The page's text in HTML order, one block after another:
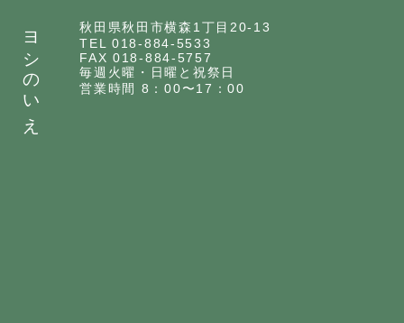
ヨシのいえ
秋田県秋田市横森1丁目20-13
TEL 018-884-5533
FAX 018-884-5757
毎週火曜・日曜と祝祭日
営業時間 8：00〜17：00